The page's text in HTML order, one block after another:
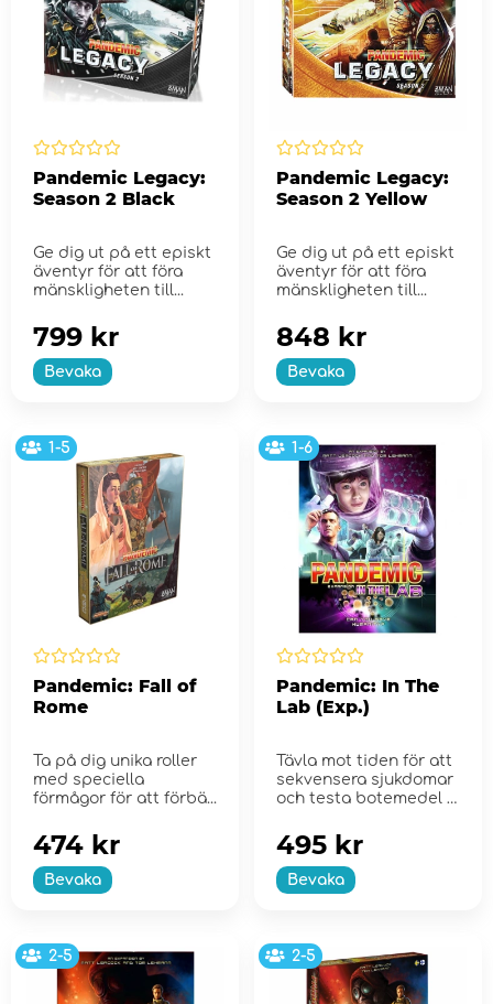
Pandemic Legacy:
Season 2 Black
Ge dig ut på ett episkt
äventyr för att föra
mänskligheten till...
Bevaka
799 kr
Pandemic Legacy:
Season 2 Yellow
Ge dig ut på ett episkt
äventyr för att föra
mänskligheten till...
Bevaka
848 kr
1-5
Pandemic: Fall of
Rome
Ta på dig unika roller
med speciella
förmågor för att förbä...
Bevaka
474 kr
1-6
Pandemic: In The
Lab (Exp.)
Tävla mot tiden för att
sekvensera sjukdomar
och testa botemedel i
Bevaka
495 kr
2-5 2-5